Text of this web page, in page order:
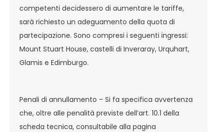
competenti decidessero di aumentare le tariffe,
sarà richiesto un adeguamento della quota di
partecipazione. Sono compresi i seguenti ingressi:
Mount Stuart House, castelli di Inveraray, Urquhart,
Glamis e Edimburgo.
Penali di annullamento – Si fa specifica avvertenza
che, oltre alle penalità previste dell’art. 10.1 della
scheda tecnica, consultabile alla pagina